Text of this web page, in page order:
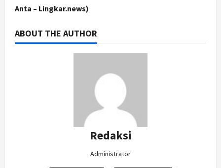
Anta – Lingkar.news)
ABOUT THE AUTHOR
Redaksi
Administrator